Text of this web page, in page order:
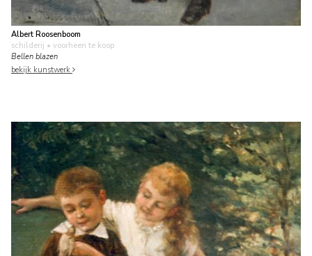
Albert Roosenboom
schilderij • voorheen te koop
Bellen blazen
bekijk kunstwerk